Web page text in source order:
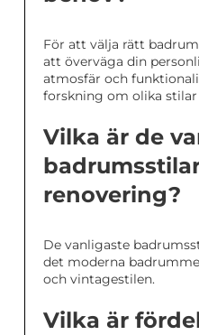
För att välja rätt
att överväga din
atmosfär och
forskning om olika
Vilka är de
renovering?
De vanligaste
det moderna
och vintagestilen.
Vilka är